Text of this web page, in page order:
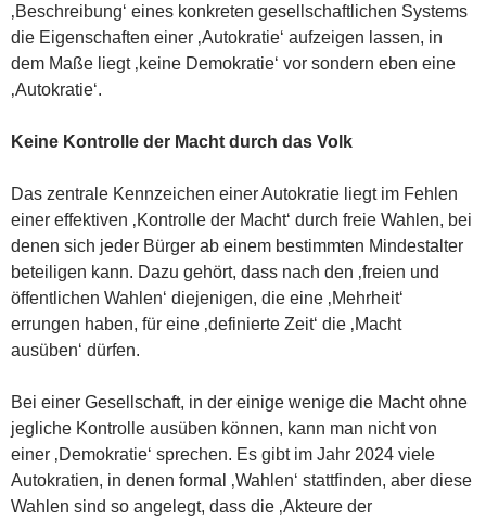
‚Beschreibung‘ eines konkreten gesellschaftlichen Systems
die Eigenschaften einer ‚Autokratie‘ aufzeigen lassen, in
dem Maße liegt ‚keine Demokratie‘ vor sondern eben eine
‚Autokratie‘.
Keine Kontrolle der Macht durch das Volk
Das zentrale Kennzeichen einer Autokratie liegt im Fehlen
einer effektiven ‚Kontrolle der Macht‘ durch freie Wahlen, bei
denen sich jeder Bürger ab einem bestimmten Mindestalter
beteiligen kann. Dazu gehört, dass nach den ‚freien und
öffentlichen Wahlen‘ diejenigen, die eine ‚Mehrheit‘
errungen haben, für eine ‚definierte Zeit‘ die ‚Macht
ausüben‘ dürfen.
Bei einer Gesellschaft, in der einige wenige die Macht ohne
jegliche Kontrolle ausüben können, kann man nicht von
einer ‚Demokratie‘ sprechen. Es gibt im Jahr 2024 viele
Autokratien, in denen formal ‚Wahlen‘ stattfinden, aber diese
Wahlen sind so angelegt, dass die ‚Akteure der